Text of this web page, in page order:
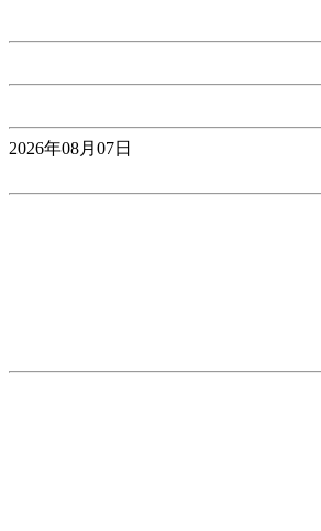
2026年08月07日